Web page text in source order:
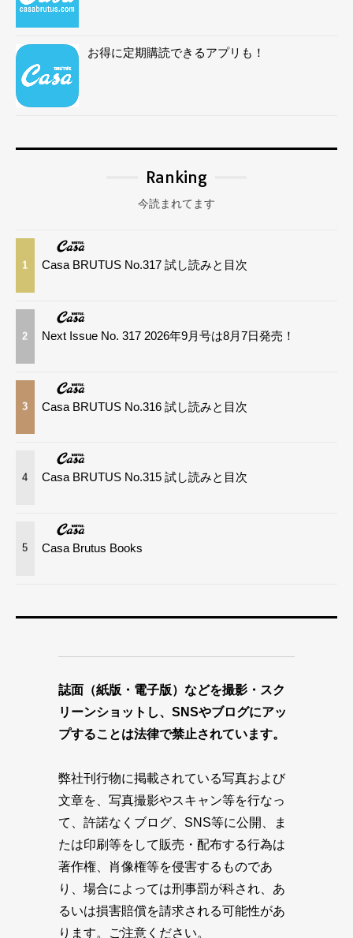
お得に定期購読できるアプリも！
Ranking
今読まれてます
1 Casa BRUTUS No.317 試し読みと目次
2 Next Issue No. 317 2026年9月号は8月7日発売！
3 Casa BRUTUS No.316 試し読みと目次
4 Casa BRUTUS No.315 試し読みと目次
5 Casa Brutus Books
誌面（紙版・電子版）などを撮影・スク
リーンショットし、SNSやブログにアッ
プすることは法律で禁止されています。
弊社刊行物に掲載されている写真および
文章を、写真撮影やスキャン等を行なっ
て、許諾なくブログ、SNS等に公開、ま
たは印刷等をして販売・配布する行為は
著作権、肖像権等を侵害するものであ
り、場合によっては刑事罰が科され、あ
るいは損害賠償を請求される可能性があ
ります。ご注意ください。